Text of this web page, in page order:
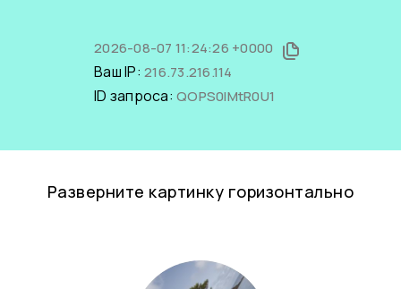
2026-08-07 11:24:26 +0000
Ваш IP: 216.73.216.114
ID запроса: QOPS0IMtR0U1
Разверните картинку горизонтально